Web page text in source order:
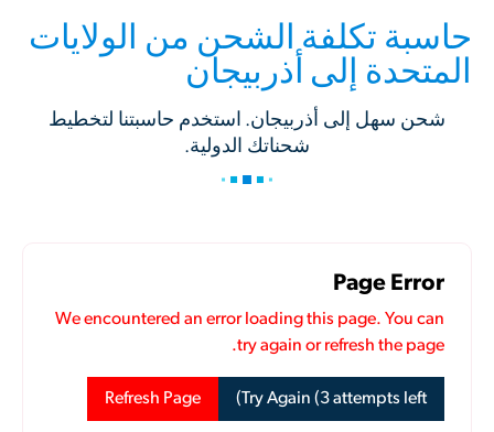
حاسبة تكلفة الشحن من الولايات
المتحدة إلى أذربيجان
شحن سهل إلى أذربيجان. استخدم حاسبتنا لتخطيط
شحناتك الدولية.